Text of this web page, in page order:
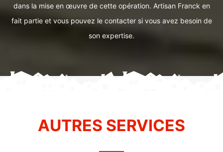
dans la mise en œuvre de cette opération. Artisan Franck en
fait partie et vous pouvez le contacter si vous avez besoin de
son expertise.
AUTRES SERVICES